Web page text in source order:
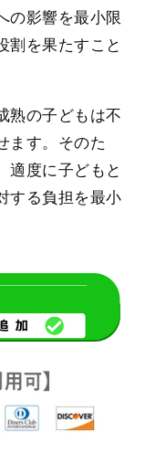
の影響を最小限
割を果たすこと
熟の子どもは不
ます。そのた
適度に子どもと
する負担を最小